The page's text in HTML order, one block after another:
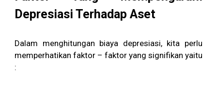
Depresiasi Terhadap Aset
Dalam menghitungan biaya depresiasi, kita perlu
memperhatikan faktor – faktor yang signifikan yaitu
: